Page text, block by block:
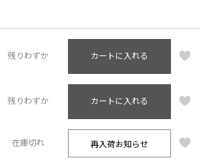
残りわずか カートに入れる
残りわずか カートに入れる
在庫切れ 再入荷お知らせ